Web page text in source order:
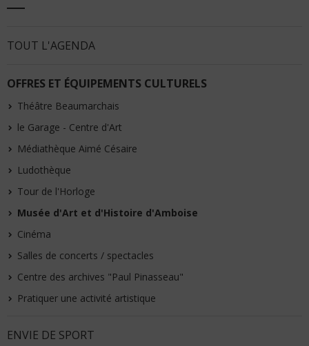
TOUT L'AGENDA
OFFRES ET ÉQUIPEMENTS CULTURELS
Théâtre Beaumarchais
le Garage - Centre d'Art
Médiathèque Aimé Césaire
Ludothèque
Tour de l'Horloge
Musée d'Art et d'Histoire d'Amboise
Cinéma
Salles de concerts / spectacles
Centre des archives "Paul Pinasseau"
Pratiquer une activité artistique
ENVIE DE SPORT